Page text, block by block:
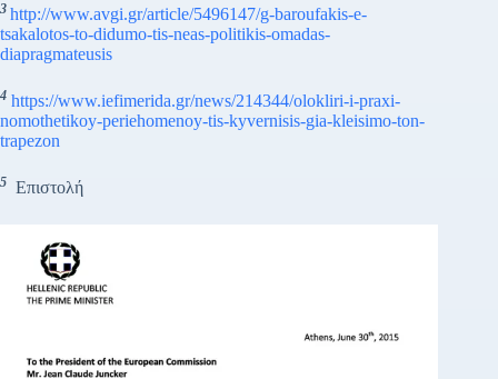
3 http://www.avgi.gr/article/5496147/g-baroufakis-e-
tsakalotos-to-didumo-tis-neas-politikis-omadas-
diapragmateusis
4 https://www.iefimerida.gr/news/214344/olokliri-i-praxi-
nomothetikoy-periehomenoy-tis-kyvernisis-gia-kleisimo-ton-
trapezon
5 Επιστολή